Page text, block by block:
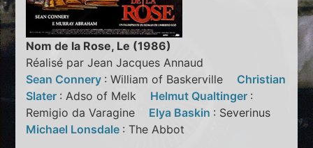
Nom de la Rose, Le (1986)
Réalisé par Jean Jacques Annaud
Sean Connery : William of Baskerville Christian
Slater : Adso of Melk Helmut Qualtinger :
Remigio da Varagine Elya Baskin : Severinus
Michael Lonsdale : The Abbot